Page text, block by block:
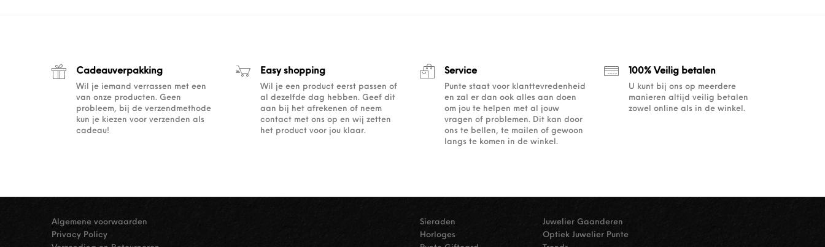
Cadeauverpakking
Wil je iemand verrassen met een
van onze producten. Geen
probleem, bij de verzendmethode
kun je kiezen voor verzenden als
cadeau!
Easy shopping
Wil je een product eerst passen of
al dezelfde dag hebben. Geef dit
aan bij het afrekenen of neem
contact met ons op en wij zetten
het product voor jou klaar.
Service
Punte staat voor klanttevredenheid
en zal er dan ook alles aan doen
om jou te helpen met al jouw
vragen of problemen. Dit kan door
ons te bellen, te mailen of gewoon
langs te komen in de winkel.
100% Veilig betalen
U kunt bij ons op meerdere
manieren altijd veilig betalen
zowel online als in de winkel.
Algemene voorwaarden
Privacy Policy
Sieraden
Horloges
Juwelier Gaanderen
Optiek Juwelier Punte